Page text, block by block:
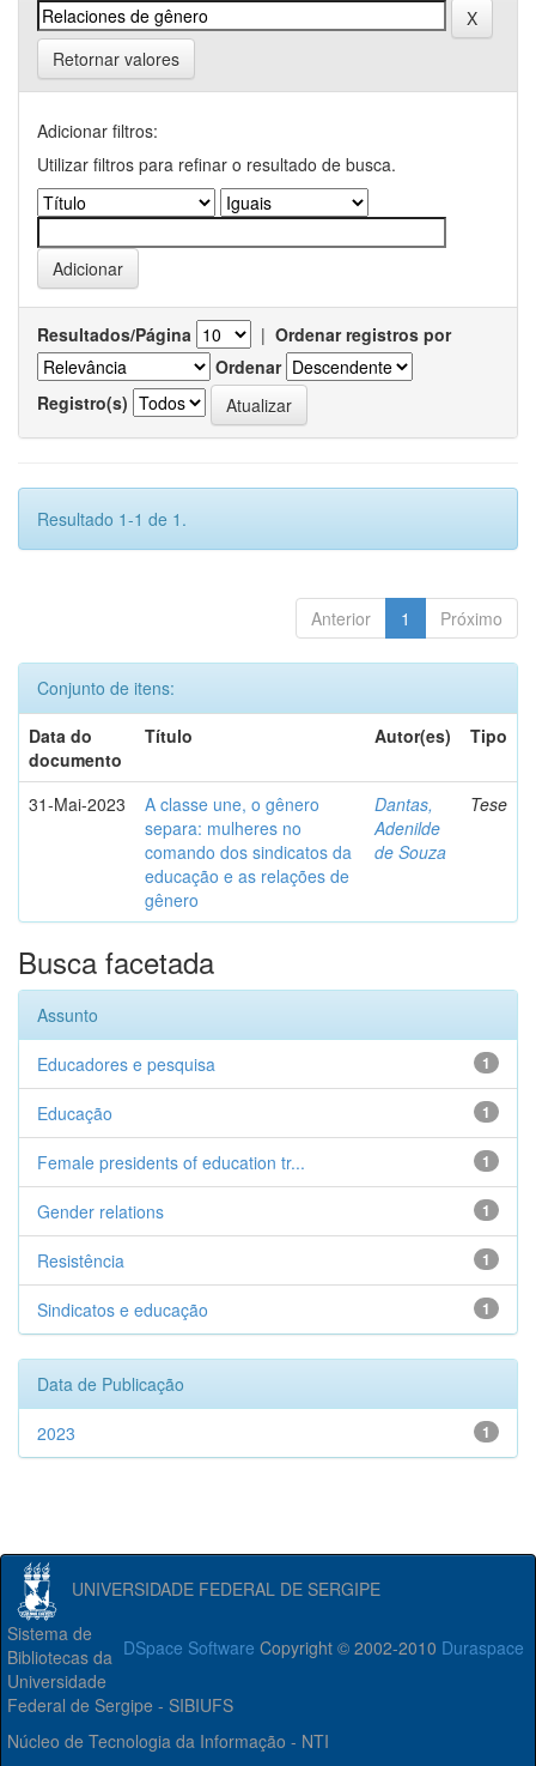
Retornar valores
Adicionar filtros:
Utilizar filtros para refinar o resultado de busca.
Resultados/Página | Ordenar registros por
Ordenar
Registro(s)
Resultado 1-1 de 1.
Anterior 1 Próximo
Conjunto de itens:
Data do
documento
Título Autor(es) Tipo
31-Mai-2023
A classe une, o gênero
separa: mulheres no
comando dos sindicatos da
educação e as relações de
gênero
Dantas,
Adenilde
de Souza
Tese
Busca facetada
Assunto
1
Educadores e pesquisa
1
Educação
1
Female presidents of education tr...
1
Gender relations
1
Resistência
1
Sindicatos e educação
Data de Publicação
1
2023
UNIVERSIDADE FEDERAL DE SERGIPE
DSpace Software Copyright © 2002-2010 Duraspace
Sistema de
Bibliotecas da
Universidade
Federal de Sergipe - SIBIUFS
Núcleo de Tecnologia da Informação - NTI